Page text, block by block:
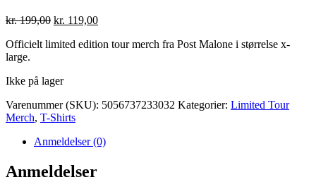
kr.199,00 kr. 119,00
Officielt limited edition tour merch fra Post Malone i størrelse x-
large.
Ikke på lager
Varenummer (SKU): 5056737233032 Kategorier: Limited Tour
Merch, T-Shirts
Anmeldelser (0)
Anmeldelser